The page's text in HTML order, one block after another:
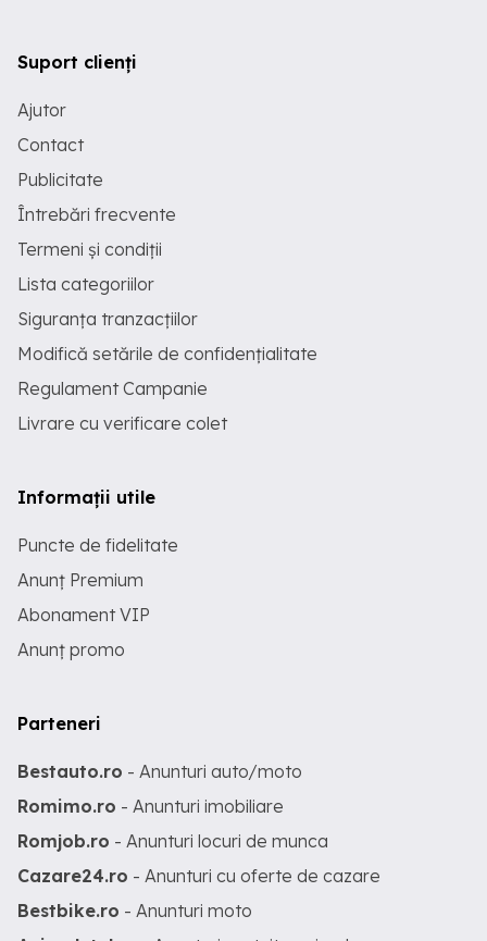
Suport clienți
Ajutor
Contact
Publicitate
Întrebări frecvente
Termeni și condiții
Lista categoriilor
Siguranța tranzacțiilor
Modifică setările de confidențialitate
Regulament Campanie
Livrare cu verificare colet
Informații utile
Puncte de fidelitate
Anunț Premium
Abonament VIP
Anunț promo
Parteneri
Bestauto.ro - Anunturi auto/moto
Romimo.ro - Anunturi imobiliare
Romjob.ro - Anunturi locuri de munca
Cazare24.ro - Anunturi cu oferte de cazare
Bestbike.ro - Anunturi moto